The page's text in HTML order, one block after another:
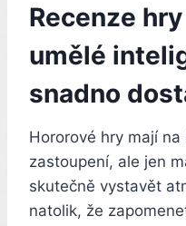
Recenze
umělé
snadno
Hororové hry mají
zastoupení, ale jen
skutečně vystavět
natolik, že